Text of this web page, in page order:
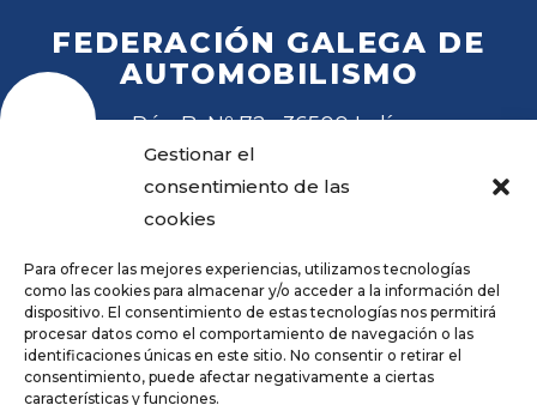
Gestionar el
consentimiento de las
cookies
Para ofrecer las mejores experiencias, utilizamos tecnologías
como las cookies para almacenar y/o acceder a la información del
dispositivo. El consentimiento de estas tecnologías nos permitirá
procesar datos como el comportamiento de navegación o las
identificaciones únicas en este sitio. No consentir o retirar el
consentimiento, puede afectar negativamente a ciertas
características y funciones.
FEDERACIÓN GALEGA DE
AUTOMOBILISMO
Rúa B, Nº 72 · 36500 Lalín
Tel. 988 27 28 41
Emailfga@fga.es
Hora local: